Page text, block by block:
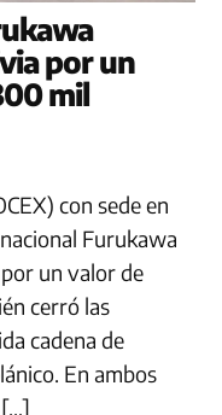
por un
mil
con sede en
Furukawa
un valor de
cerró las
cadena de
En ambos
[…]